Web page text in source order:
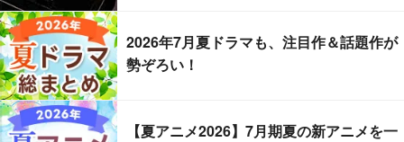
2026年7月夏ドラマも、注目作＆話題作が
勢ぞろい！
【夏アニメ2026】7月期夏の新アニメを一